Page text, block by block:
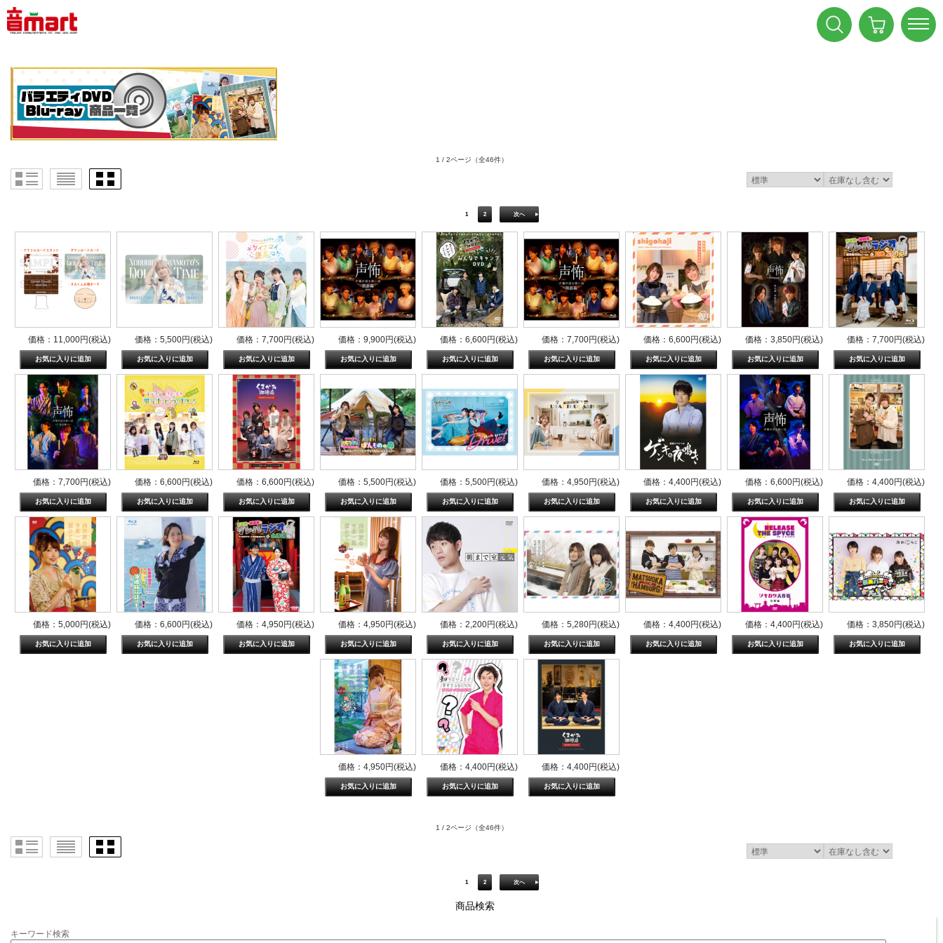
1 / 2ページ （全46件）
1 2 次へ
価格：11,000円(税込) 価格：5,500円(税込) 価格：7,700円(税込) 価格：9,900円(税込) 価格：6,600円(税込) 価格：7,700円(税込) 価格：6,600円(税込) 価格：3,850円(税込) 価格：7,700円(税込)
価格：7,700円(税込) 価格：6,600円(税込) 価格：6,600円(税込) 価格：5,500円(税込) 価格：5,500円(税込) 価格：4,950円(税込) 価格：4,400円(税込) 価格：6,600円(税込) 価格：4,400円(税込)
価格：5,000円(税込) 価格：6,600円(税込) 価格：4,950円(税込) 価格：4,950円(税込) 価格：2,200円(税込) 価格：5,280円(税込) 価格：4,400円(税込) 価格：4,400円(税込) 価格：3,850円(税込)
価格：4,950円(税込) 価格：4,400円(税込) 価格：4,400円(税込)
1 / 2ページ （全46件）
1 2 次へ
商品検索
キーワード検索